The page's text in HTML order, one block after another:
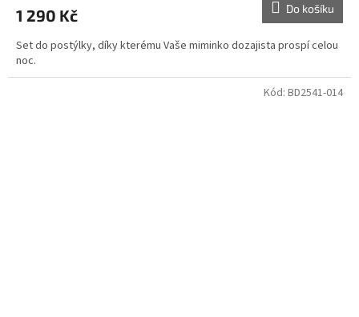
1 290 Kč Do košíku
Set do postýlky, díky kterému Vaše miminko dozajista prospí celou
noc.
Kód: BD2541-014